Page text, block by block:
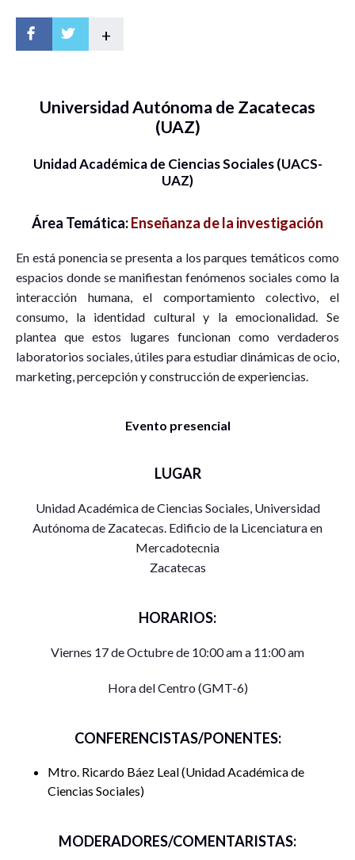
+
Universidad Autónoma de Zacatecas
(UAZ)
Unidad Académica de Ciencias Sociales (UACS-
UAZ)
Área Temática:Enseñanza de la investigación
En está ponencia se presenta a los parques temáticos como
espacios donde se manifiestan fenómenos sociales como la
interacción humana, el comportamiento colectivo, el
consumo, la identidad cultural y la emocionalidad. Se
plantea que estos lugares funcionan como verdaderos
laboratorios sociales, útiles para estudiar dinámicas de ocio,
marketing, percepción y construcción de experiencias.
Evento presencial
LUGAR
Unidad Académica de Ciencias Sociales, Universidad
Autónoma de Zacatecas. Edificio de la Licenciatura en
Mercadotecnia
Zacatecas
HORARIOS:
Viernes 17 de Octubre de 10:00 am a 11:00 am
Hora del Centro (GMT-6)
CONFERENCISTAS/PONENTES:
Mtro. Ricardo Báez Leal Unidad Académica de
Ciencias Sociales
MODERADORES/COMENTARISTAS: